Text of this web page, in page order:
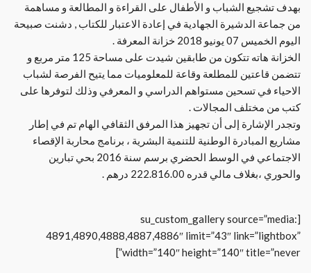
بهدف تشجيع الشباب و الأطفال على القراءة و المطالعة و مساهمة
من جماعة الدشيرة الجهادية في إعادة الاعتبار للكتاب , دشنت صبيحة
اليوم الخميس 07 يونيو 2018 خزانة المعرفة .
الخزانة هاته تتكون من طابقين شيدت على مساحة 125 متر مربع و
تتضمن قاعتين للمطلعة وقاعة للمعلوميات مما يتيح الفرصة لشباب
الاحياء في تسحين مستواهم الدراسي و المعرفي وذلك لتوفرها على
كتب من مختلف المجالات .
وتجدر الإشارة إلى أن تجهيز هذا المرفق الثقافي الهام تم في إطار
مشاريع المبادرة الوطنية للتنمية البشرية ، برنامج محاربة الإقصاء
الاجتماعي في الوسط الحضري برسم سنة 2016 بحي تبارين
والحوري ،بغلاف مالي قدره 222.816.00 درهم .
[su_custom_gallery source=”media:
4891,4890,4888,4887,4886″ limit=”43″ link=”lightbox”
width=”140″ height=”140″ title=”never”]